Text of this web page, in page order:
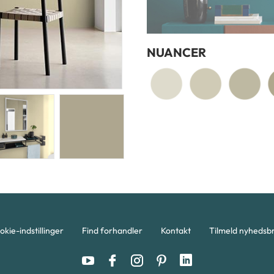
NUANCER
indstillinger Find forhandler Kontakt Tilmeld